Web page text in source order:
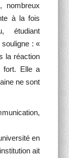
nombreux
à la fois
étudiant
: «
la réaction
fort. Elle a
ne sont
en
ait